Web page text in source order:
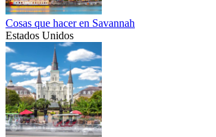
Cosas que hacer en Savannah
Estados Unidos